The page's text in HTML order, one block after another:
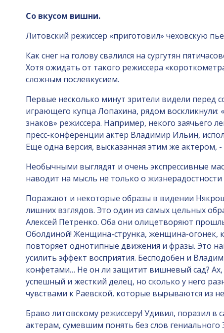
Со вкусом вишни.
Литовский режиссер «приготовил» чеховскую
Как снег на голову свалился на сургутян
Хотя ожидать от такого режиссера
сложным послевкусием.
Первые несколько минут зрители видели перед
играющего купца Лопахина, рядом воскликнули:
знаков» режиссера. Например, некого заячьего
пресс-конференции актер Владимир Ильин,
Еще одна версия, высказанная этим же актером,
Необычными выглядят и очень экспрессивные
наводит на мысль не только о
Поражают и некоторые образы в видении
лишних взглядов. Это один из самых цельных
Алексей Петренко. Оба они олицетворяют
Оболдиной! Женщина-струнка, женщина-огонек,
повторяет однотипные движения и фразы. Это
усилить эффект восприятия. Бесподобен и
конфетами… Не он ли защитит вишневый сад?
успешный и жесткий делец, но сколько у него
чувствами к Раевской, которые вырываются из
Браво литовскому режиссеру! Удивил, поразил
актерам, сумевшим понять без слов